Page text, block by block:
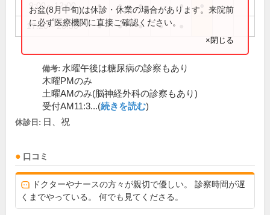
9:00～12:00 ● ● ● ●
17:20～20:30 ● ● ● ●
お盆(8月中旬)は休診・休業の場合があります。来院前
に必ず医療機関に直接ご確認ください。
×閉じる
備考: 水曜午後は糖尿病の診察もあり
木曜PMのみ
土曜AMのみ(脳神経外科の診察もあり)
受付AM11:3...(続きを読む)
休診日: 日、祝
口コミ
ドクターやナースの方々が親切で優しい。 診察時間が遅
くまでやっている。 何でも見てくださる。